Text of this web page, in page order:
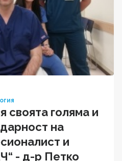
своята голяма и
на
и
- д-р Петко